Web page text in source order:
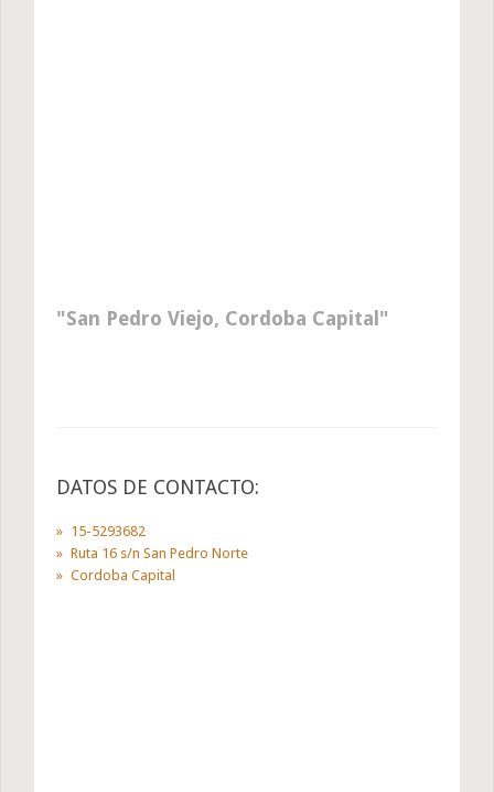
San Pedro Viejo, Cordoba Capital
DATOS DE CONTACTO:
15-5293682
Ruta 16 s/n San Pedro Norte
Cordoba Capital